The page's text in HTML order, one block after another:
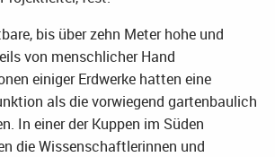
bis über zehn Meter hohe und
von menschlicher Hand
einiger Erdwerke hatten eine
als die vorwiegend gartenbaulich
In einer der Kuppen im Süden
die Wissenschaftlerinnen und